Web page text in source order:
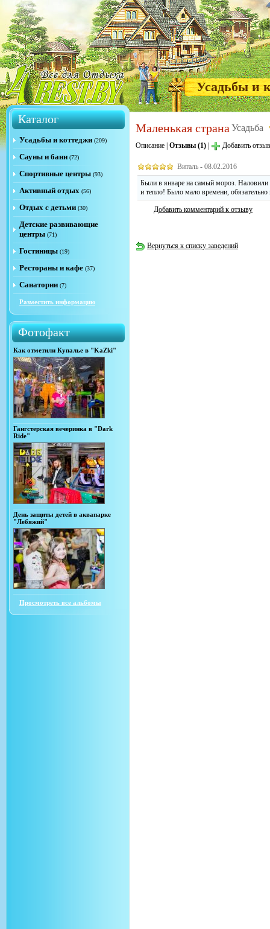
Усадьбы и
Каталог
Усадьбы и коттеджи (209)
Сауны и бани (72)
Спортивные центры (93)
Активный отдых (56)
Отдых с детьми (30)
Детские развивающие
центры (71)
Гостиницы (19)
Рестораны и кафе (37)
Санатории (7)
Разместить информацию
Фотофакт
Как отметили Купалье в "KaZki"
Гангстерская вечеринка в "Dark
Ride"
День защиты детей в аквапарке
"Лебяжий"
Просмотреть все альбомы
Маленькая страна Усадьба
Описание Отзывы (1) Добавить отзыв
Виталь - 08.02.2016
Были в январе на самый мороз. Наловили
и тепло! Было мало времени,
Добавить комментарий к отзыву
Вернуться к списку заведений